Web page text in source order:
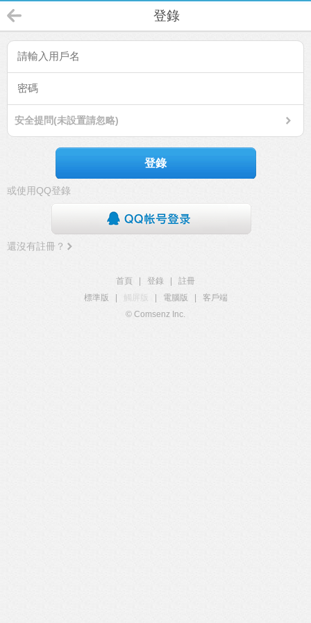
登錄
安全提問(未設置請忽略)
登錄
或使用QQ登錄
還沒有註冊？
首頁 登錄
註冊
標準版
觸屏版 電腦版
客戶端
© Comsenz Inc.